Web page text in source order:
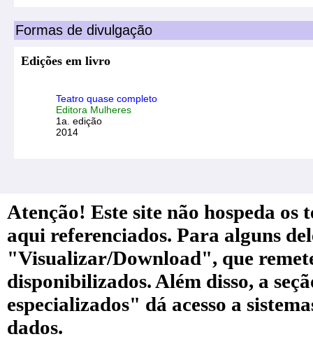
Formas de divulgação
Edições em livro
Teatro quase completo
Editora Mulheres
1a. edição
2014
Atenção! Este site não hospeda
aqui referenciados. Para alguns
"Visualizar/Download", que
disponibilizados. Além disso, a
especializados" dá acesso a
dados.